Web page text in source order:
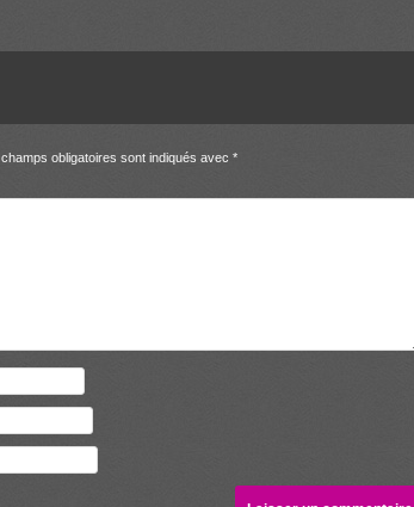
obligatoires sont indiqués avec *